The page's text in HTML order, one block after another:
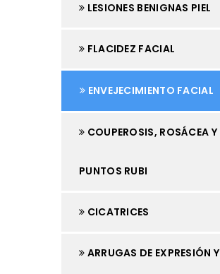
LESIONES BENIGNAS PIEL
FLACIDEZ FACIAL
ENVEJECIMIENTO FACIAL
COUPEROSIS, ROSÁCEA Y
PUNTOS RUBI
CICATRICES
ARRUGAS DE EXPRESIÓN Y